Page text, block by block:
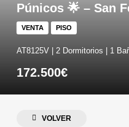
Púnicos 🌟 – San
VENTA PISO
AT8125V | 2 Dormitorios | 1
172.500€
VOLVER